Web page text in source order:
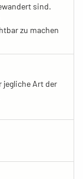
sind.
zu machen
jegliche Art der